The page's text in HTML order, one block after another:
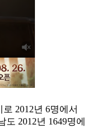
2012년 6명에서
도 2012년 1649명에